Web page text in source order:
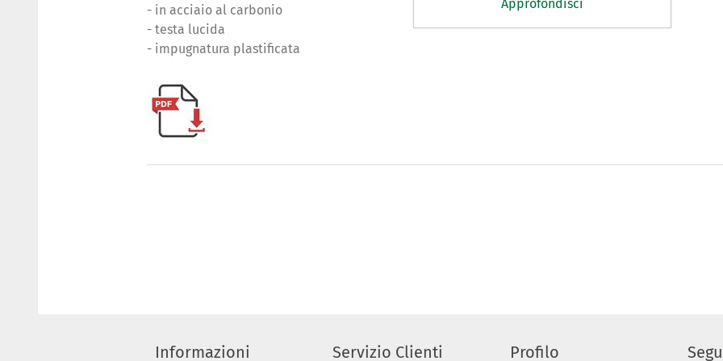
- in acciaio al carbonio
- testa lucida
- impugnatura plastificata
Informazioni Servizio Clienti Profilo
Approfondisci